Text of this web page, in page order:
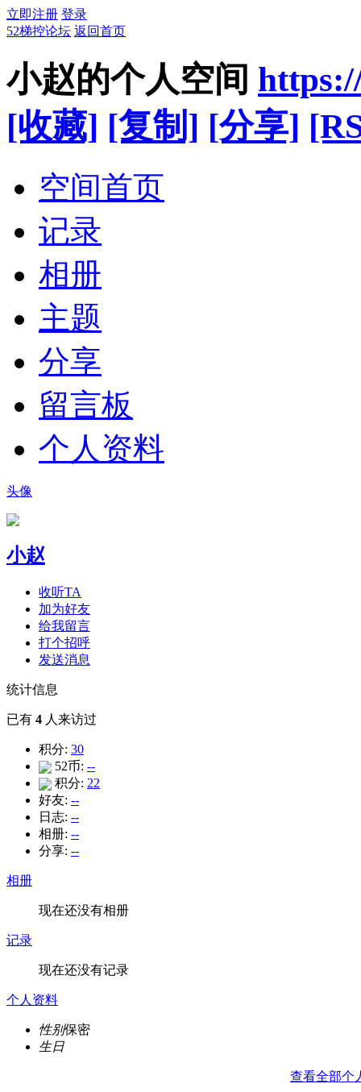
立即注册 登录
52梯控论坛 返回首页
小赵的个人空间
[收藏] [复制] [分享]
空间首页
记录
相册
主题
分享
留言板
个人资料
头像
小赵
收听TA
加为好友
给我留言
打个招呼
发送消息
统计信息
已有 4 人来访过
积分: 30
52币: --
积分: 22
好友: --
日志: --
相册: --
分享: --
相册
现在还没有相册
记录
现在还没有记录
个人资料
性别保密
生日
查看全部个